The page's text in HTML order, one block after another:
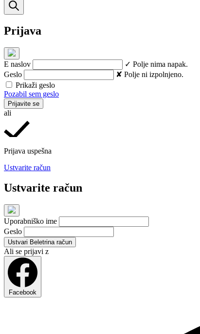
Prijava
E naslov
✓ Polje nima napak.
Geslo
✘ Polje ni izpolnjeno.
Prikaži geslo
Pozabil sem geslo
Prijavite se
ali
Prijava uspešna
Ustvarite račun
Ustvarite račun
Uporabniško ime
Geslo
Ustvari Beletrina račun
Ali se prijavi z
Facebook